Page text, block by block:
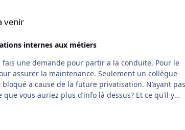
venir
internes aux métiers
Seulement un collègue
cause de la future privatisation. N’ayant pas
auriez plus d’info là dessus? Et ce qu’il y